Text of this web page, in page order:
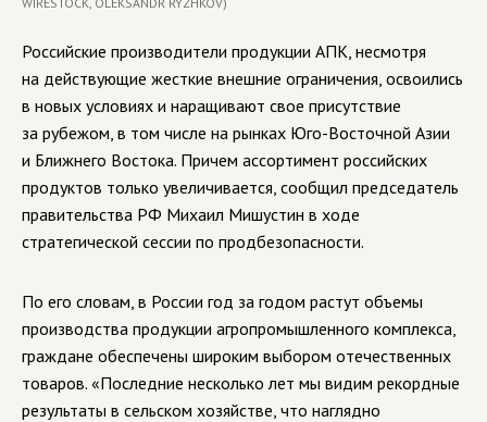
Российские производители продукции АПК, несмотря
на действующие жесткие внешние ограничения, освоились
в новых условиях и наращивают свое присутствие
за рубежом, в том числе на рынках Юго-Восточной Азии
и Ближнего Востока. Причем ассортимент российских
продуктов только увеличивается, сообщил председатель
правительства РФ Михаил Мишустин в ходе
стратегической сессии по продбезопасности.
По его словам, в России год за годом растут объемы
производства продукции агропромышленного комплекса,
граждане обеспечены широким выбором отечественных
товаров. «Последние несколько лет мы видим рекордные
результаты в сельском хозяйстве, что наглядно